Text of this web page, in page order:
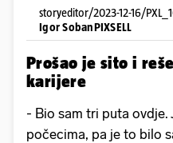
storyeditor/2023-12-16/
Igor SobanPIXSELL
Prošao je sito i
karijere
- Bio sam tri puta ovdje.
počecima, pa je to bilo